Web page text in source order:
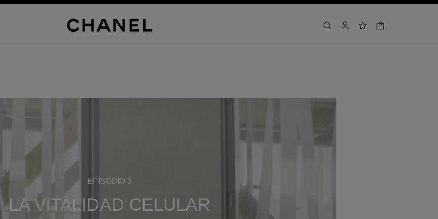
buscar cuentalista de deseos
cesta
EPISODIO 3
LA VITALIDAD CELULAR